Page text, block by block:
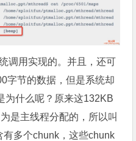
调用实现的。并且，还可
字节的数据，但是系统却
为什么呢？原来这132KB
是主线程分配的，所以叫
多个chunk，这些chunk